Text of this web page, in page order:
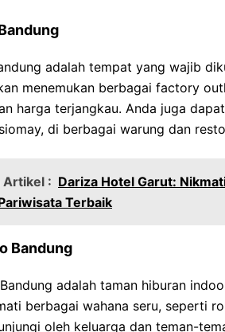
adalah tempat yang wajib
menemukan berbagai factory
harga terjangkau. Anda juga
di berbagai warung dan
Artikel : Dariza Hotel Garut:
Terbaik
Bandung
adalah taman hiburan
berbagai wahana seru, seperti
oleh keluarga dan teman-